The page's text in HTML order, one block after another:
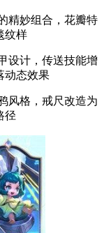
精妙组合，花瓣特
纹样
设计，传送技能增
动态效果
风格，戒尺改造为
径